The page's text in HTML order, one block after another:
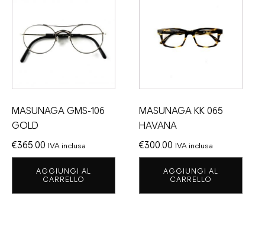
MASUNAGA GMS-106
GOLD
€365.00 IVA inclusa
AGGIUNGI AL
CARRELLO
MASUNAGA KK 065
HAVANA
€300.00 IVA inclusa
AGGIUNGI AL
CARRELLO